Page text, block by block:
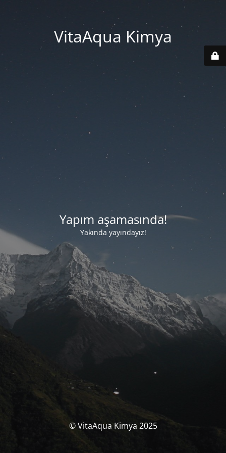
VitaAqua Kimya
Yapım aşamasında!
Yakında yayındayız!
© VitaAqua Kimya 2025